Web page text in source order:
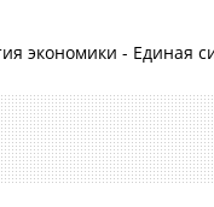
экономики - Единая